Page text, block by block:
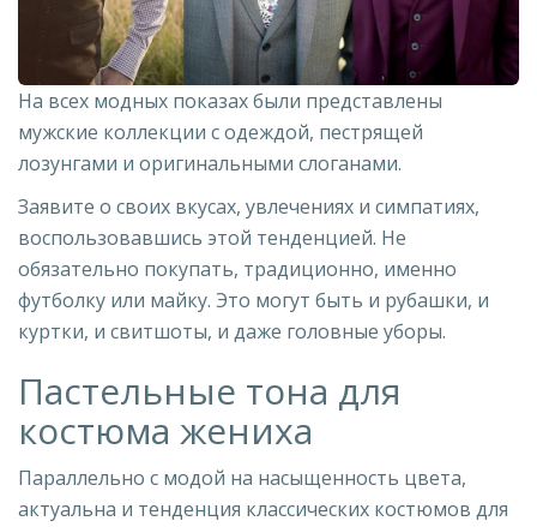
На всех модных показах были представлены
мужские коллекции с одеждой, пестрящей
лозунгами и оригинальными слоганами.
Заявите о своих вкусах, увлечениях и симпатиях,
воспользовавшись этой тенденцией. Не
обязательно покупать, традиционно, именно
футболку или майку. Это могут быть и рубашки, и
куртки, и свитшоты, и даже головные уборы.
Пастельные тона для
костюма жениха
Параллельно с модой на насыщенность цвета,
актуальна и тенденция классических костюмов для